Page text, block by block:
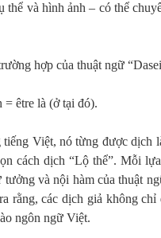
thể và hình ảnh – có thể
hợp của thuật ngữ
= être là (ở tại đó).
tiếng Việt, nó từng được dịch
cách dịch “Lộ thể”. Mỗi
tưởng và nội hàm của thuật
rằng, các dịch giả không
ngôn ngữ Việt.